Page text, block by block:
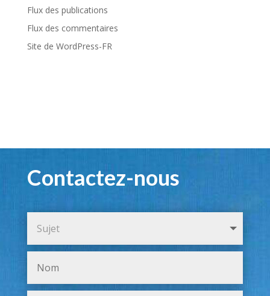
Flux des publications
Flux des commentaires
Site de WordPress-FR
Contactez-nous